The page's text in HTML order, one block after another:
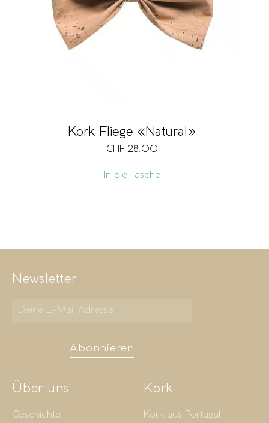
Kork Fliege «Natural»
CHF 28.00
In die Tasche
Newsletter
Abonnieren
Über uns
Geschichte
Kork
Kork aus Portugal